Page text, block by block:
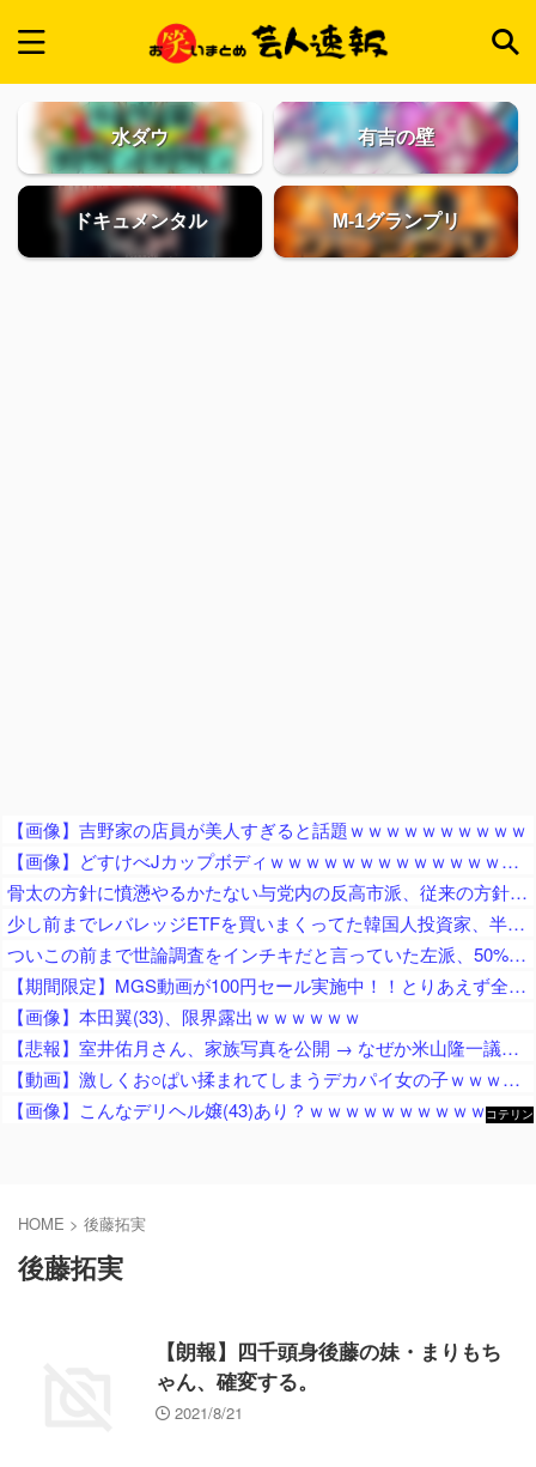
水ダウ 有吉の壁
ドキュメンタル M-1グランプリ
【画像】吉野家の店員が美人すぎると話題ｗｗｗｗｗｗｗｗｗｗ
【画像】どすけべJカップボディｗｗｗｗｗｗｗｗｗｗｗｗｗｗｗｗｗｗｗｗｗｗｗｗ
骨太の方針に憤懣やるかたない与党内の反高市派、従来の方針を継続させるために動き出して……
少し前までレバレッジETFを買いまくってた韓国人投資家、半導体株が下落局面に突入したと判断した途端に……
ついこの前まで世論調査をインチキだと言っていた左派、50%を切った報道が出た途端に……
【期間限定】MGS動画が100円セール実施中！！とりあえず全部買うやろｗｗｗｗｗ
【画像】本田翼(33)、限界露出ｗｗｗｗｗｗ
【悲報】室井佑月さん、家族写真を公開 → なぜか米山隆一議員の姿が消えてネットで話題に → 「レスバで忙しいの？」「撮影係に徹してるのか？」
【動画】激しくお○ぱい揉まれてしまうデカパイ女の子ｗｗｗｗｗｗｗｗ
【画像】こんなデリヘル嬢(43)あり？ｗｗｗｗｗｗｗｗｗｗｗｗｗｗｗｗｗｗｗｗｗｗｗｗｗｗｗｗｗｗｗｗ
コテリン
HOME > 後藤拓実
後藤拓実
【朗報】四千頭身後藤の妹・まりもち
ゃん、確変する。
2021/8/21